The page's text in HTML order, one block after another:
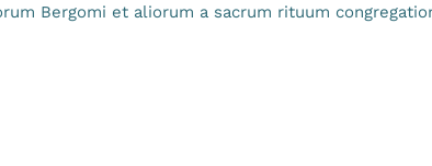
Bergomi et aliorum a sacrum rituum